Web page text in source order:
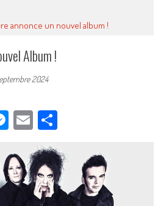
annonce un nouvel album !
Album !
2024
Messenger
EmailPartager